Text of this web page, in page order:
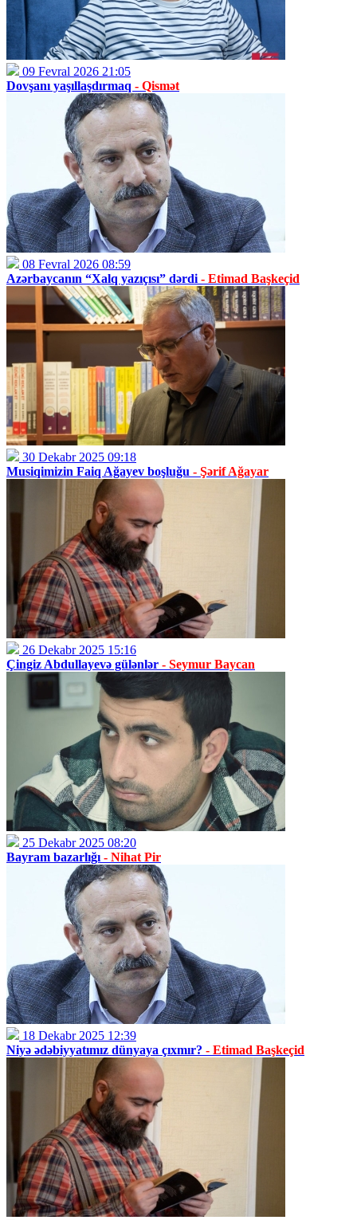
09 Fevral 2026 21:05
Dovşanı yaşıllaşdırmaq - Qismət
08 Fevral 2026 08:59
Azərbaycanın “Xalq yazıçısı” dərdi - Etimad Başkeçid
30 Dekabr 2025 09:18
Musiqimizin Faiq Ağayev boşluğu - Şərif Ağayar
26 Dekabr 2025 15:16
Çingiz Abdullayevə gülənlər - Seymur Baycan
25 Dekabr 2025 08:20
Bayram bazarlığı - Nihat Pir
18 Dekabr 2025 12:39
Niyə ədəbiyyatımız dünyaya çıxmır? - Etimad Başkeçid